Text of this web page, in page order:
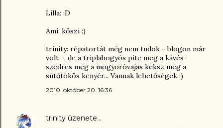
Lilla: :D
Ami: köszi :)
trinity: répatortát még nem tudok - blogon már
volt -, de a triplabogyós pite meg a kávés-
szedres meg a mogyoróvajas keksz meg a
sütőtökös kenyér... Vannak lehetőségek :)
2010. október 20. 16:36
trinity üzenete…